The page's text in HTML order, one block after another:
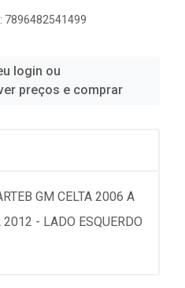
7896482541499
login ou
preços e comprar
GM CELTA 2006 A
- LADO ESQUERDO